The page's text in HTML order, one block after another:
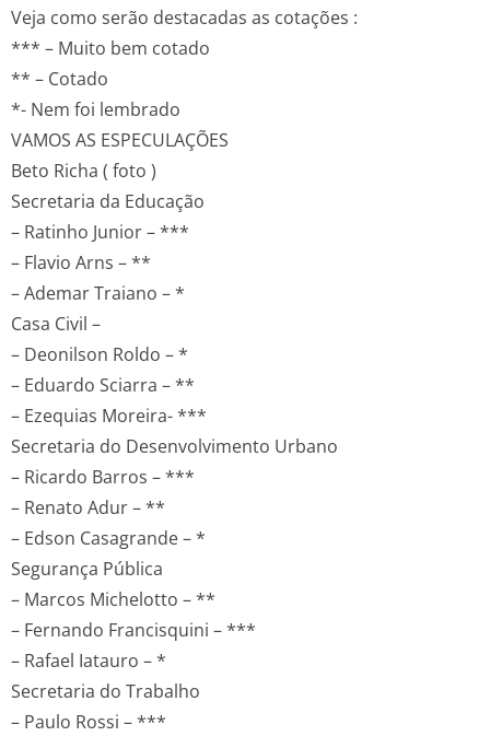
Veja como serão destacadas as cotações :
*** – Muito bem cotado
** – Cotado
*- Nem foi lembrado
VAMOS AS ESPECULAÇÕES
Beto Richa ( foto )
Secretaria da Educação
– Ratinho Junior – ***
– Flavio Arns – **
– Ademar Traiano – *
Casa Civil –
– Deonilson Roldo – *
– Eduardo Sciarra – **
– Ezequias Moreira- ***
Secretaria do Desenvolvimento Urbano
– Ricardo Barros – ***
– Renato Adur – **
– Edson Casagrande – *
Segurança Pública
– Marcos Michelotto – **
– Fernando Francisquini – ***
– Rafael Iatauro – *
Secretaria do Trabalho
– Paulo Rossi – ***